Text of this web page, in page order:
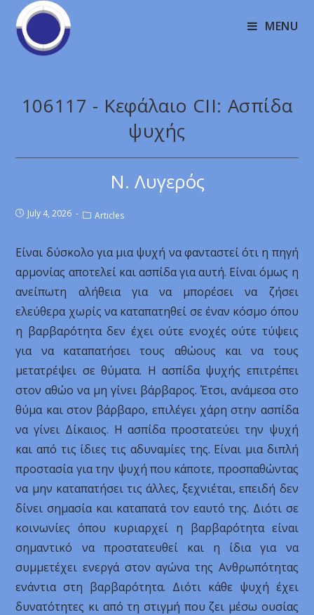
MENU
106117 - Κεφάλαιο CΙΙ: Ασπίδα
ψυχής
Ν. Λυγερός
July 4, 2026 Articles
Είναι δύσκολο για μια ψυχή να φανταστεί ότι η πηγή
αρμονίας αποτελεί και ασπίδα για αυτή. Είναι όμως η
ανείπωτη αλήθεια για να μπορέσει να ζήσει
ελεύθερα χωρίς να καταπατηθεί σε έναν κόσμο όπου
η βαρβαρότητα δεν έχει ούτε ενοχές ούτε τύψεις
για να καταπατήσει τους αθώους και να τους
μετατρέψει σε θύματα. Η ασπίδα ψυχής επιτρέπει
στον αθώο να μη γίνει βάρβαρος. Έτσι, ανάμεσα στο
θύμα και στον βάρβαρο, επιλέγει χάρη στην ασπίδα
να γίνει Δίκαιος. Η ασπίδα προστατεύει την ψυχή
και από τις ίδιες τις αδυναμίες της. Είναι μια διπλή
προστασία για την ψυχή που κάποτε, προσπαθώντας
να μην καταπατήσει τις άλλες, ξεχνιέται, επειδή δεν
δίνει σημασία και καταπατά τον εαυτό της. Διότι σε
κοινωνίες όπου κυριαρχεί η βαρβαρότητα είναι
σημαντικό να προστατευθεί και η ίδια για να
συμμετέχει ενεργά στον αγώνα της Ανθρωπότητας
ενάντια στη βαρβαρότητα. Διότι κάθε ψυχή έχει
δυνατότητες κι από τη στιγμή που ζει μέσω ουσίας